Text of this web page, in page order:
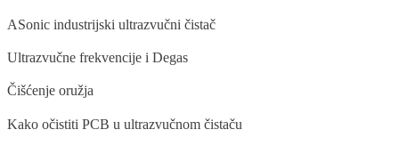
ASonic industrijski ultrazvučni čistač
Ultrazvučne frekvencije i Degas
Čišćenje oružja
Kako očistiti PCB u ultrazvučnom čistaču